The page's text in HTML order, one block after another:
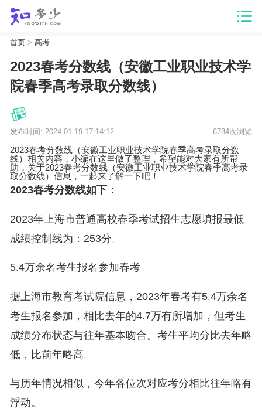
首页> 高考
2023春考分数线（安徽工业职业技术学
院春季高考录取分数线）
发布时间: 2024-01-19 17:14:12 6784次浏览
2023春考分数线（安徽工业职业技术学院春季高考录取分数
线）相关内容，小编在这里做了整理，希望能对大家有所帮
助，关于2023春考分数线（安徽工业职业技术学院春季高考录
取分数线）信息，一起来了解一下吧！
2023春考分数线如下：
2023年上海市普通高校春季考试招生志愿填报最低
成绩控制线为：253分。
5.4万余名考生报名参加春考
据上海市教育考试院信息，2023年春考有5.4万余名
考生报名参加，相比去年的4.7万有所增加，但考生
成绩分布状态与往年基本吻合。考生平均分比去年略
低，比前年略高。
与历年情况相似，今年各位次对应考分相比往年略有
浮动。